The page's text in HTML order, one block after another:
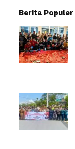
Berita Populer